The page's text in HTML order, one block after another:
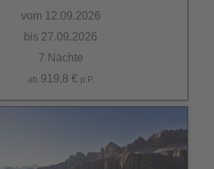
vom 12.09.2026
bis 27.09.2026
7 Nächte
ab 919,8 € p.P.